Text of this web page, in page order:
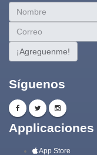
¡Agreguenme!
Síguenos
Applicaciones
App Store